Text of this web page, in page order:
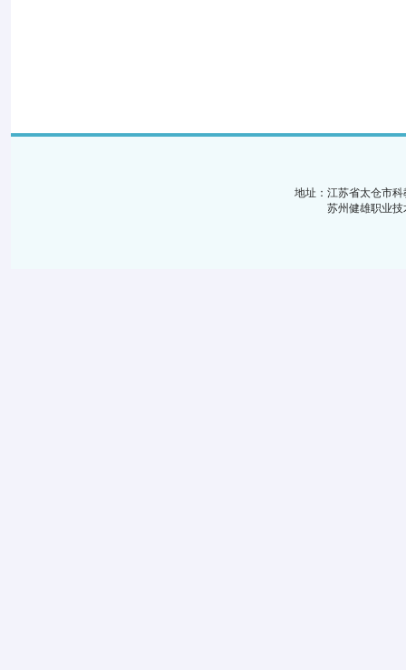
地址：江苏省太仓市
苏州健雄职业